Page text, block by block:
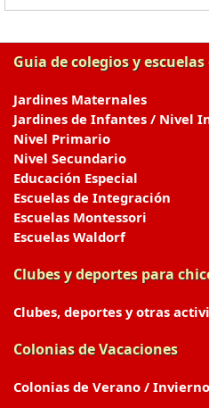
Guia de colegios y
Jardines Maternales
Jardines de Infantes / Nivel
Nivel Primario
Nivel Secundario
Educación Especial
Escuelas de Integración
Escuelas Montessori
Escuelas Waldorf
Clubes y deportes para
Clubes, deportes y otras
Colonias de Vacaciones
Colonias de Verano / Invierno